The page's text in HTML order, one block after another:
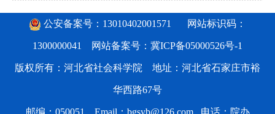
公安备案号：13010402001571 网站标识码：
1300000041 网站备案号： 冀ICP备05000526号-1
版权所有：河北省社会科学院 地址：河北省石家庄市裕
华西路67号
邮编：050051 Email：bgsyb@126.com 电话：院办